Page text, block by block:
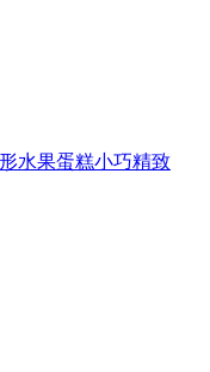
水果蛋糕小巧精致